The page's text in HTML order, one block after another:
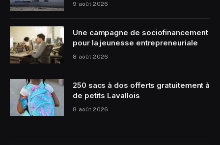
9 août 2026
Une campagne de sociofinancement
pour la jeunesse entrepreneuriale
8 août 2026
250 sacs à dos offerts gratuitement à
de petits Lavallois
8 août 2026